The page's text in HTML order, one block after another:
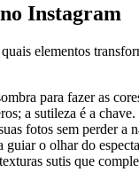
​Instagram
elementos⁢
para fazer as
a ⁤sutileza⁤ é ‍a chave.
fotos ⁣sem perder a
guiar o olhar ⁣do
⁣sutis⁢ que